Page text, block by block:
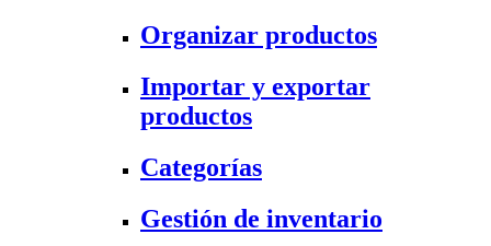
Organizar productos
Importar y exportar
productos
Categorías
Gestión de inventario